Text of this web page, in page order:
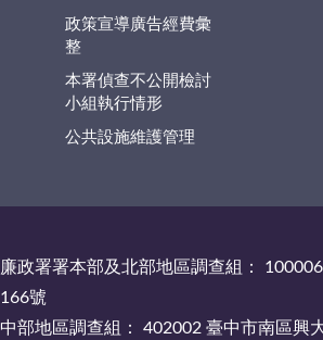
政策宣導廣告經費彙
整
本署偵查不公開檢討
小組執行情形
公共設施維護管理
廉政署署本部及北部地區調查組：
166號
中部地區調查組： 402002 臺中市南區興